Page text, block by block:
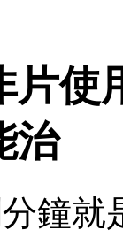
片使
治
鐘